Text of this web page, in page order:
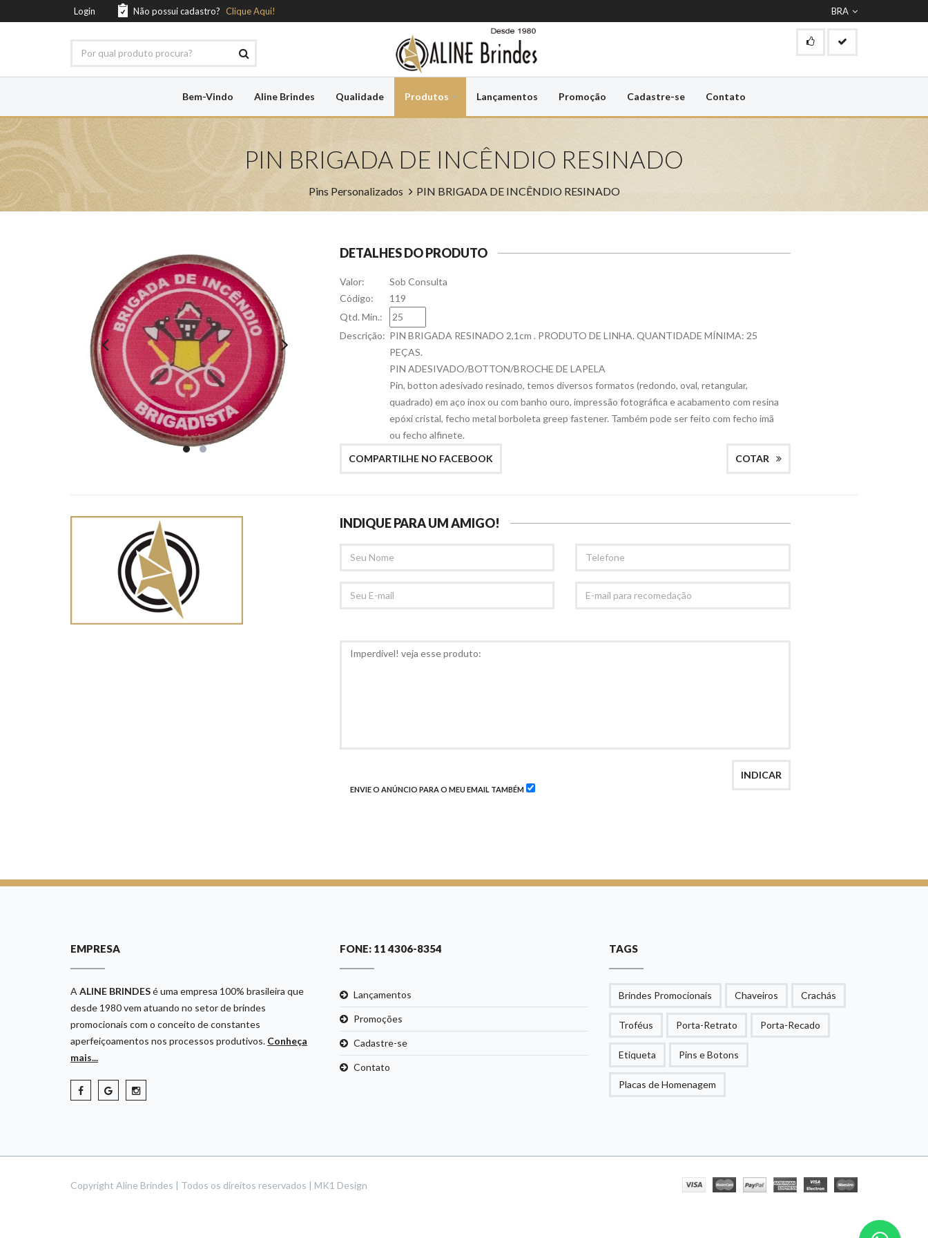
Login Não possui cadastro? Clique Aqui! BRA
Bem-Vindo Aline Brindes Qualidade Produtos Lançamentos Promoção Cadastre-se Contato
PIN BRIGADA DE INCÊNDIO RESINADO
Pins Personalizados PIN BRIGADA DE INCÊNDIO RESINADO
DETALHES DO PRODUTO
Valor:
Sob Consulta
Código:
119
Qtd. Min.:
Descrição: PIN BRIGADA RESINADO 2,1cm . PRODUTO DE LINHA. QUANTIDADE MÍNIMA: 25
PEÇAS.
PIN ADESIVADO/BOTTON/BROCHE DE LAPELA
Pin, botton adesivado resinado, temos diversos formatos (redondo, oval, retangular,
quadrado) em aço inox ou com banho ouro, impressão fotográfica e acabamento com resina
epóxi cristal, fecho metal borboleta greep fastener. Também pode ser feito com fecho imã
ou fecho alfinete.
COTAR
COMPARTILHE NO FACEBOOK
INDIQUE PARA UM AMIGO!
NOME
EMAIL
MAIL
ENVIE O ANÚNCIO PARA O MEU EMAIL TAMBÉM
INDICAR
EMPRESA
A ALINE BRINDESé uma empresa 100% brasileira que
desde 1980 vem atuando no setor de brindes
promocionais com o conceito de constantes
aperfeiçoamentos nos processos produtivos. Conheça
mais...
FONE: 11 4306-8354
Lançamentos
Promoções
Cadastre-se
Contato
TAGS
Brindes Promocionais Chaveiros Crachás
Troféus Porta-Retrato Porta-Recado
Etiqueta Pins e Botons
Placas de Homenagem
Copyright Aline Brindes | Todos os direitos reservados | MK1 Design